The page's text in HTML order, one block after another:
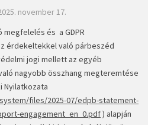
november 17.
megfelelés és a GDPR
érdekeltekkel való párbeszéd
jogi mellett az egyéb
nagyobb összhang megteremtése
Nyilatkozata
files/2025-07/edpb-statement-
engagement_en_0.pdf) alapján